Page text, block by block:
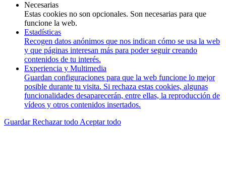
Necesarias
Estas cookies no son opcionales. Son necesarias para que
funcione la web.
Estadísticas
Recogen datos anónimos que nos indican cómo se usa la web
y que páginas interesan más para poder seguir creando
contenidos de tu interés.
Experiencia y Multimedia
Guardan configuraciones para que la web funcione lo mejor
posible durante tu visita. Si rechaza estas cookies, algunas
funcionalidades desaparecerán, entre ellas, la reproducción de
vídeos y otros contenidos insertados.
GuardarRechazar todo Aceptar todo